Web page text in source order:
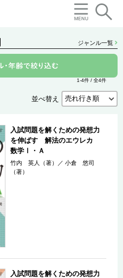
ジャンル一覧
1-4件 / 全4件
並べ替え
入試問題を解くための発想力
を伸ばす 解法のエウレカ
数学Ⅰ・Ａ
竹内 英人（著） ／小倉 悠司
（著）
入試問題を解くための発想力